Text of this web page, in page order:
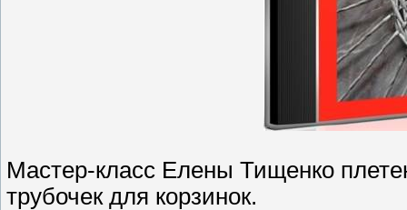
Мастер-класс Елены Тищенко
трубочек для корзинок.